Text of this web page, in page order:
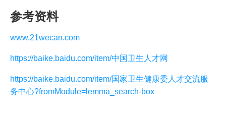
参考资料
www.21wecan.com
https://baike.baidu.com/item/中国卫生人才网
https://baike.baidu.com/item/国家卫生健康委人才交流服
务中心?fromModule=lemma_search-box